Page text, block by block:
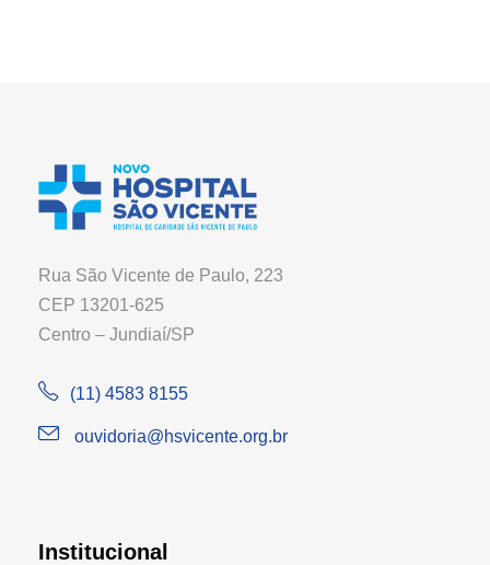
Rua São Vicente de Paulo, 223
CEP 13201-625
Centro – Jundiaí/SP
(11) 4583 8155
ouvidoria@hsvicente.org.br
Institucional